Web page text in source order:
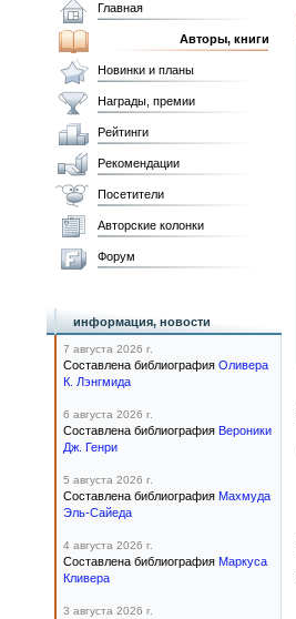
Главная
Авторы, книги
Новинки и планы
Награды, премии
Рейтинги
Рекомендации
Посетители
Авторские колонки
Форум
информация, новости
7 августа 2026 г.
Составлена библиография Оливера
К. Лэнгмида
6 августа 2026 г.
Составлена библиография Вероники
Дж. Генри
5 августа 2026 г.
Составлена библиография Махмуда
Эль-Сайеда
4 августа 2026 г.
Составлена библиография Маркуса
Кливера
3 августа 2026 г.